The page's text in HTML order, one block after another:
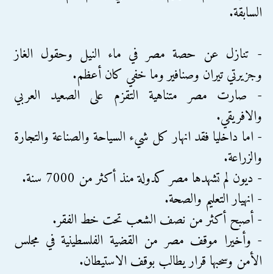
السابقة.
- تنازل عن حصة مصر في ماء النيل وحقول الغاز
وجزيرتي تيران وصنافير وما خفي كان أعظم.
- صارت مصر متناهية التقزم على الصعيد العربي
والافريقي.
- اما داخليا فقد انهار كل شيء السياحة والصناعة والتجارة
والزراعة.
- ديون لم تشهدها مصر كدولة منذ أكثر من 7000 سنة.
- انهيار التعليم والصحة.
- أصبح أكثر من نصف الشعب تحت خط الفقر.
- وأخيرا موقف مصر من القضية الفلسطينية في مجلس
الأمن وسحبها قرار يطالب بوقف الاستيطان.